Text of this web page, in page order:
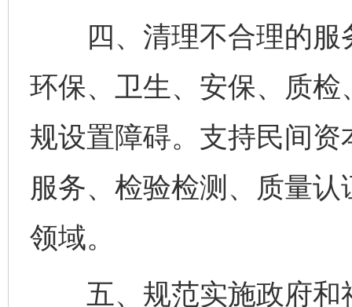
四、清理不合理的服
环保、卫生、安保、质
规设置障碍。支持民间
服务、检验检测、质量
领域。
五、规范实施政府和